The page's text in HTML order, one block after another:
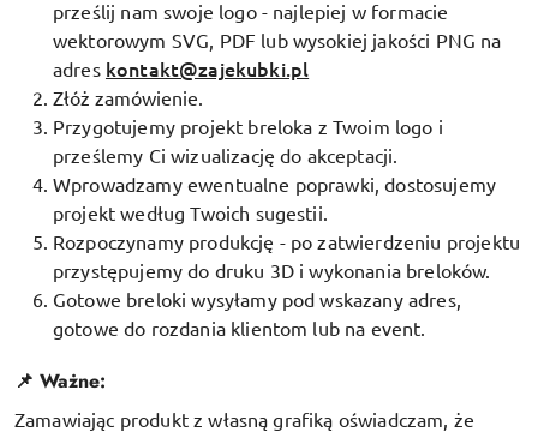
prześlij nam swoje logo - najlepiej w formacie
wektorowym SVG, PDF lub wysokiej jakości PNG na
adres kontakt@zajekubki.pl
Złóż zamówienie.
Przygotujemy projekt breloka z Twoim logo i
prześlemy Ci wizualizację do akceptacji.
Wprowadzamy ewentualne poprawki, dostosujemy
projekt według Twoich sugestii.
Rozpoczynamy produkcję - po zatwierdzeniu projektu
przystępujemy do druku 3D i wykonania breloków.
Gotowe breloki wysyłamy pod wskazany adres,
gotowe do rozdania klientom lub na event.
📌 Ważne:
Zamawiając produkt z własną grafiką oświadczam, że